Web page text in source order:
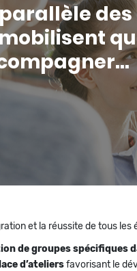
parallèle
et la réussite de tous
de groupes spécifiques
d’ateliersfavorisant le